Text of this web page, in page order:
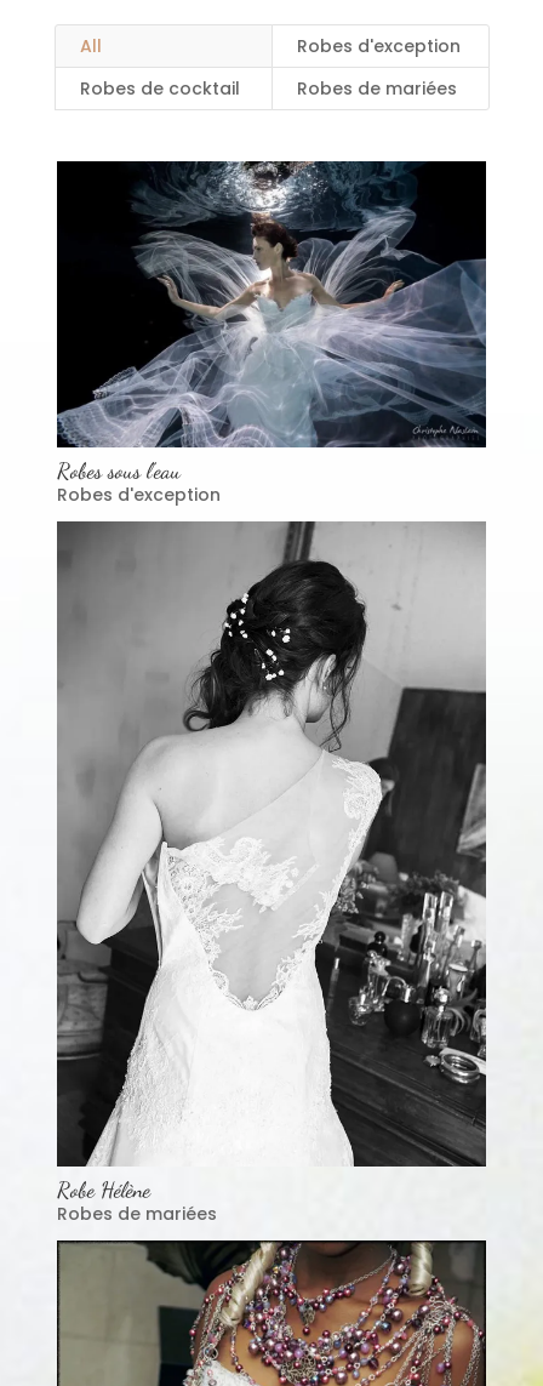
All
Robes d'exception
Robes de cocktail
Robes de mariées
Robes sous l’eau
Robes d'exception
Robe Hélène
Robes de mariées